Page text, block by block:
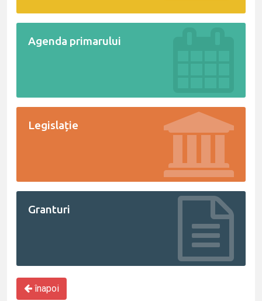
Agenda primarului
Legislație
Granturi
înapoi